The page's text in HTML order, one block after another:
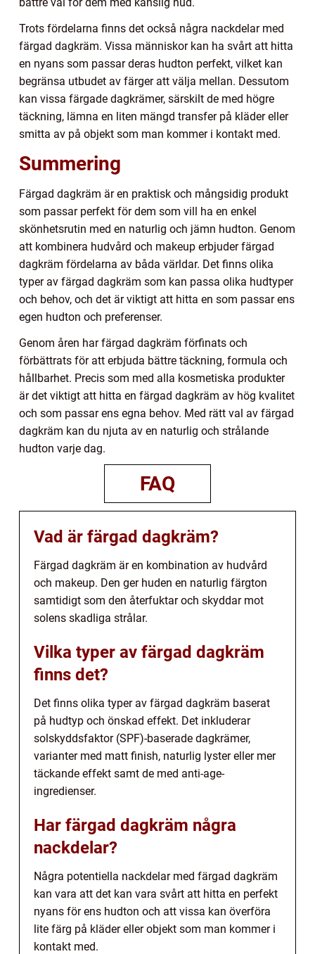
Trots fördelarna finns det också några nackdelar med
färgad dagkräm. Vissa människor kan ha svårt att hitta
en nyans som passar deras hudton perfekt, vilket kan
begränsa utbudet av färger att välja mellan. Dessutom
kan vissa färgade dagkrämer, särskilt de med högre
täckning, lämna en liten mängd transfer på kläder eller
smitta av på objekt som man kommer i kontakt med.
Summering
Färgad dagkräm är en praktisk och mångsidig produkt
som passar perfekt för dem som vill ha en enkel
skönhetsrutin med en naturlig och jämn hudton. Genom
att kombinera hudvård och makeup erbjuder färgad
dagkräm fördelarna av båda världar. Det finns olika
typer av färgad dagkräm som kan passa olika hudtyper
och behov, och det är viktigt att hitta en som passar ens
egen hudton och preferenser.
Genom åren har färgad dagkräm förfinats och
förbättrats för att erbjuda bättre täckning, formula och
hållbarhet. Precis som med alla kosmetiska produkter
är det viktigt att hitta en färgad dagkräm av hög kvalitet
och som passar ens egna behov. Med rätt val av färgad
dagkräm kan du njuta av en naturlig och strålande
hudton varje dag.
FAQ
Vad är färgad dagkräm?
Färgad dagkräm är en kombination av hudvård
och makeup. Den ger huden en naturlig färgton
samtidigt som den återfuktar och skyddar mot
solens skadliga strålar.
Vilka typer av färgad dagkräm
finns det?
Det finns olika typer av färgad dagkräm baserat
på hudtyp och önskad effekt. Det inkluderar
solskyddsfaktor (SPF)-baserade dagkrämer,
varianter med matt finish, naturlig lyster eller mer
täckande effekt samt de med anti-age-
ingredienser.
Har färgad dagkräm några
nackdelar?
Några potentiella nackdelar med färgad dagkräm
kan vara att det kan vara svårt att hitta en perfekt
nyans för ens hudton och att vissa kan överföra
lite färg på kläder eller objekt som man kommer i
kontakt med.